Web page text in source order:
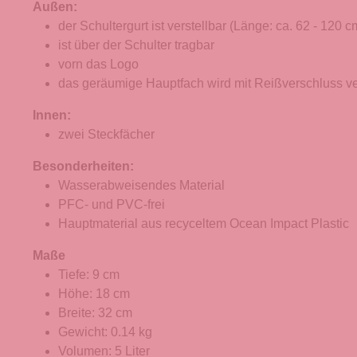
Außen:
der Schultergurt ist verstellbar (Länge: ca. 62 - 120
ist über der Schulter tragbar
vorn das Logo
das geräumige Hauptfach wird mit Reißverschluss
Innen:
zwei Steckfächer
Besonderheiten:
Wasserabweisendes Material
PFC- und PVC-frei
Hauptmaterial aus recyceltem Ocean Impact Plastic
Maße
Tiefe: 9 cm
Höhe: 18 cm
Breite: 32 cm
Gewicht: 0.14 kg
Volumen: 5 Liter